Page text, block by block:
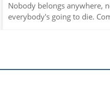
Nobody belongs anywhere,
everybody's going to die.